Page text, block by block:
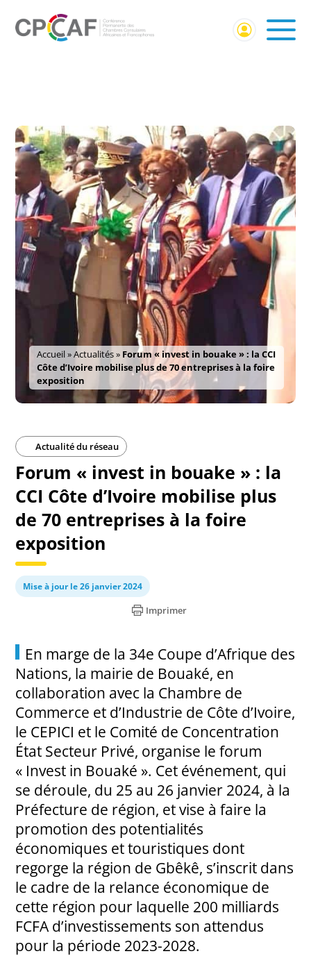
Accueil»Actualités» Forum « invest in bouake » : la CCI
Côte d’Ivoire mobilise plus de 70 entreprises à la foire
exposition
Actualité du réseau
Forum « invest in bouake » : la
CCI Côte d’Ivoire mobilise plus
de 70 entreprises à la foire
exposition
Mise à jour le 26 janvier 2024
Imprimer
En marge de la 34e Coupe d’Afrique des
Nations, la mairie de Bouaké, en
collaboration avec la Chambre de
Commerce et d’Industrie de Côte d’Ivoire,
le CEPICI et le Comité de Concentration
État Secteur Privé, organise le forum
« Invest in Bouaké ». Cet événement, qui
se déroule, du 25 au 26 janvier 2024, à la
Préfecture de région, et vise à faire la
promotion des potentialités
économiques et touristiques dont
regorge la région de Gbêkê, s’inscrit dans
le cadre de la relance économique de
cette région pour laquelle 200 milliards
FCFA d’investissements son attendus
pour la période 2023-2028.